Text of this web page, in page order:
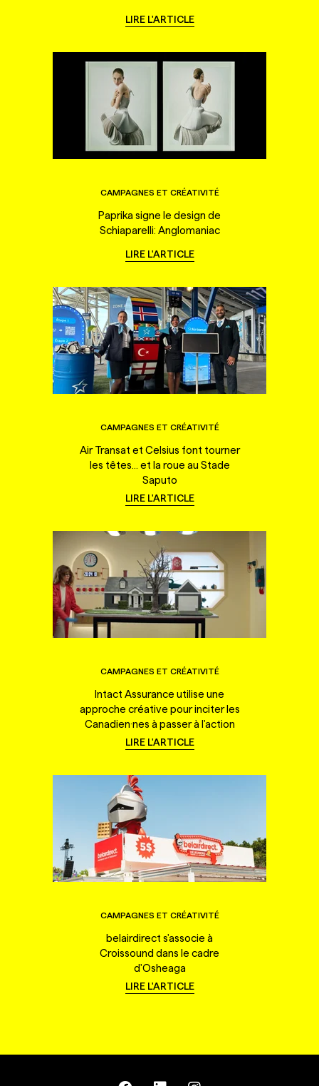
LIRE L'ARTICLE
CAMPAGNES ET CRÉATIVITÉ
Paprika signe le design de
Schiaparelli: Anglomaniac
LIRE L'ARTICLE
CAMPAGNES ET CRÉATIVITÉ
Air Transat et Celsius font tourner
les têtes... et la roue au Stade
Saputo
LIRE L'ARTICLE
CAMPAGNES ET CRÉATIVITÉ
Intact Assurance utilise une
approche créative pour inciter les
Canadien·nes à passer à l'action
LIRE L'ARTICLE
CAMPAGNES ET CRÉATIVITÉ
belairdirect s'associe à
Croissound dans le cadre
d'Osheaga
LIRE L'ARTICLE